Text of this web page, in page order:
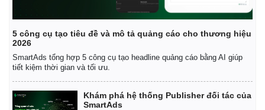
5 công cụ tạo tiêu đề và mô tả quảng cáo cho thương hiệu
2026
SmartAds tổng hợp 5 công cụ tạo headline quảng cáo bằng AI giúp
tiết kiệm thời gian và tối ưu.
Khám phá hệ thống Publisher đối tác của
SmartAds